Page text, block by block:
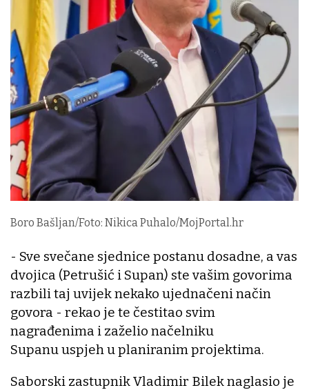
Boro Bašljan/Foto: Nikica Puhalo/MojPortal.hr
- Sve svečane sjednice postanu dosadne, a vas
dvojica (Petrušić i Supan) ste vašim govorima
razbili taj uvijek nekako ujednačeni način
govora - rekao je te čestitao svim
nagrađenima i zaželio načelniku
Supanu uspjeh u planiranim projektima.
Saborski zastupnik Vladimir Bilek naglasio je